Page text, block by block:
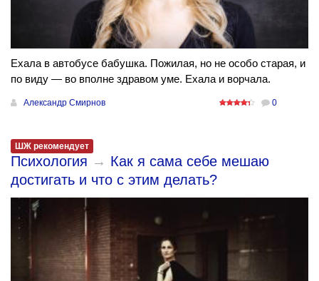
Ехала в автобусе бабушка. Пожилая, но не особо старая, и
по виду — во вполне здравом уме. Ехала и ворчала.
Александр Смирнов 0
ШЖ рекомендует
Психология → Как я сама себе мешаю
достигать и что с этим делать?